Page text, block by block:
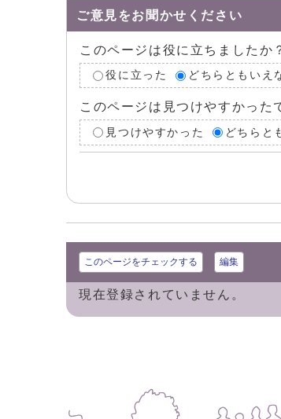
ご意見をお聞かせください
このページは役に立ちましたか
役に立った どちらともいえ
このページは見つけやすかった
見つけやすかった どちらと
このページをチェックする 編集
現在登録されていません。